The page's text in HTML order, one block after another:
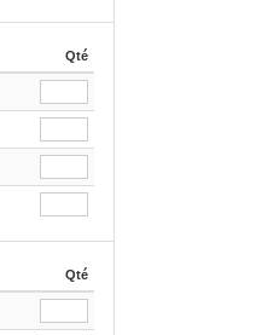
Qté
Qté